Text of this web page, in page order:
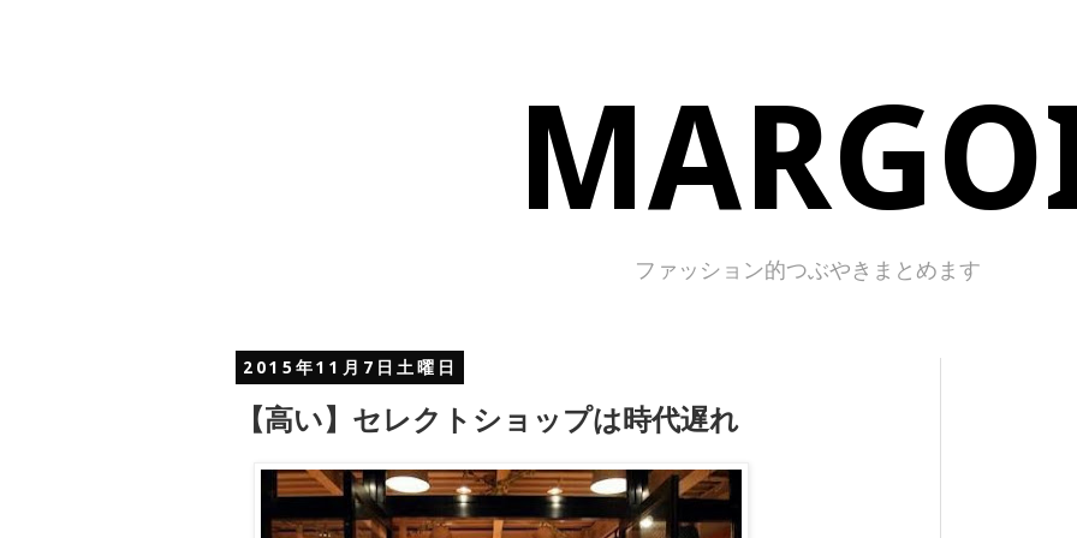
ファッション的つぶやきまとめます
2015年11月7日土曜日
【高い】セレクトショップは時代遅れ